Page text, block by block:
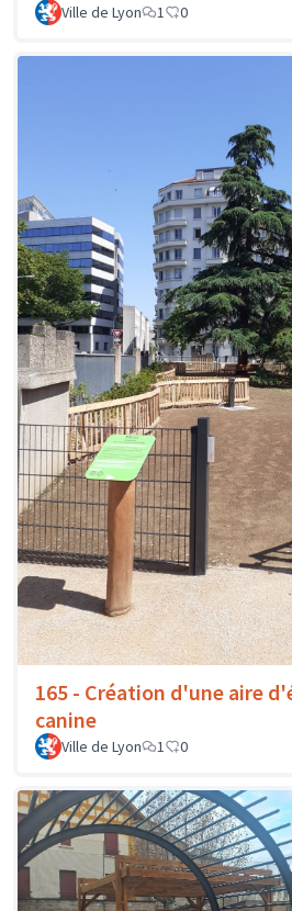
Ville de Lyon 1 0
165 - Création d'une aire
canine
Ville de Lyon 1 0